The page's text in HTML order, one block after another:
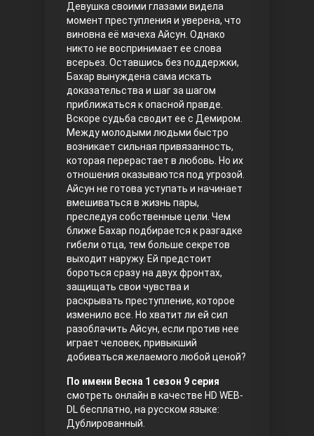
Правосyдие
Любовь напрокат
Воскресший Эртугрул
Девушка своими глазами видела
момент преступления и уверена, что
виновна её мачеха Айсун. Однако
никто не воспринимает ее слова
всерьез. Оставшись без поддержки,
Бахар вынуждена сама искать
доказательства и шаг за шагом
приближаться к опасной правде.
Вскоре судьба сводит ее с Демиром.
Между молодыми людьми быстро
возникает сильная привязанность,
которая перерастает в любовь. Но их
отношения оказываются под угрозой.
Айсун не готова уступать и начинает
вмешиваться в жизнь пары,
преследуя собственные цели. Чем
ближе Бахар подбирается к разгадке
гибели отца, тем больше секретов
выходит наружу. Ей предстоит
бороться сразу на двух фронтах,
защищать свои чувства и
раскрывать преступление, которое
изменило все. Но хватит ли ей сил
разоблачить Айсун, если против нее
играет человек, привыкший
добиваться желаемого любой ценой?
По имени Весна 1 сезон 9 серия
смотреть онлайн в качестве HD WEB-
DL бесплатно, на русском языке:
Дублированный.